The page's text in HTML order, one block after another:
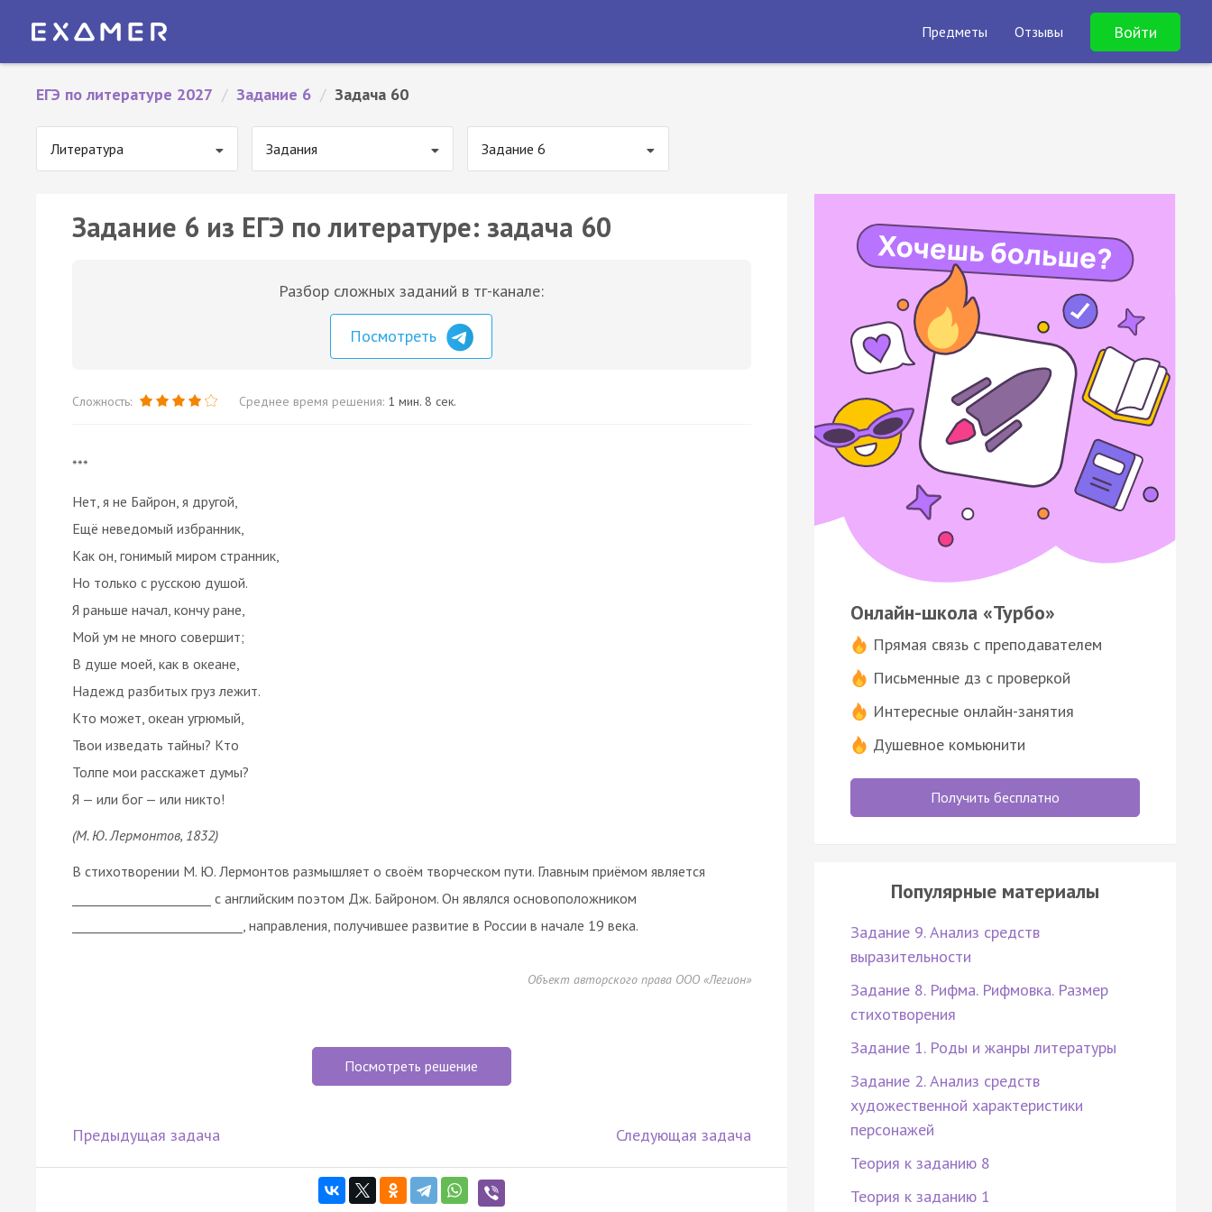
Предметы Отзывы Войти
ЕГЭ по литературе 2027 / Задание 6 / Задача 60
Литература Задания Задание 6
Задание 6 из ЕГЭ по литературе: задача 60
Разбор сложных заданий в тг-канале:
Посмотреть
Сложность: Среднее время решения: 1 мин. 8 сек.
***
Нет, я не Байрон, я другой,
Ещё неведомый избранник,
Как он, гонимый миром странник,
Но только с русскою душой.
Я раньше начал, кончу ране,
Мой ум не много совершит;
В душе моей, как в океане,
Надежд разбитых груз лежит.
Кто может, океан угрюмый,
Твои изведать тайны? Кто
Толпе мои расскажет думы?
Я — или бог — или никто!
(М. Ю. Лермонтов, 1832)
В стихотворении М. Ю. Лермонтов размышляет о своём творческом пути. Главным приёмом является
______________________ с английским поэтом Дж. Байроном. Он являлся основоположником
___________________________, направления, получившее развитие в России в начале 19 века.
Объект авторского права ООО «Легион»
Посмотреть решение
Предыдущая задача Следующая задача
Онлайн-школа «Турбо»
Прямая связь с преподавателем
Письменные дз с проверкой
Интересные онлайн-занятия
Душевное комьюнити
Получить бесплатно
Популярные материалы
Задание 9. Анализ средств
выразительности
Задание 8. Рифма. Рифмовка. Размер
стихотворения
Задание 1. Роды и жанры литературы
Задание 2. Анализ средств
художественной характеристики
персонажей
Теория к заданию 8
Теория к заданию 1